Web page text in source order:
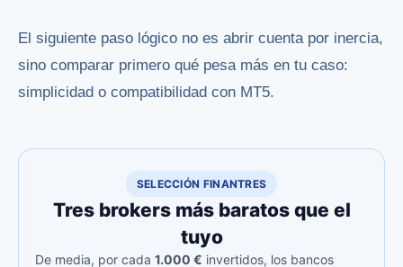
El siguiente paso lógico no es abrir cuenta por inercia,
sino comparar primero qué pesa más en tu caso:
simplicidad o compatibilidad con MT5.
SELECCIÓN FINANTRES
Tres brokers más baratos que el
tuyo
De media, por cada 1.000 € invertidos, los bancos